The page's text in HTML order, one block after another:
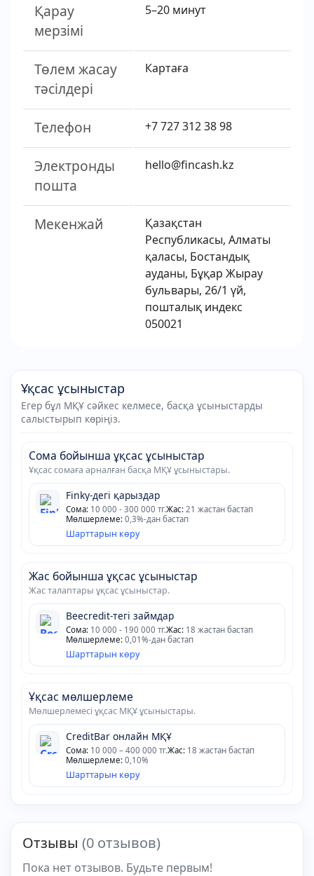
Қарау
мерзімі
5–20 минут
Төлем жасау
тәсілдері
Картаға
Телефон +7 727 312 38 98
Электронды
пошта
hello@fincash.kz
Мекенжай
Қазақстан
Республикасы, Алматы
қаласы, Бостандық
ауданы, Бұқар Жырау
бульвары, 26/1 үй,
пошталық индекс
050021
Ұқсас ұсыныстар
Егер бұл МҚҰ сәйкес келмесе, басқа ұсыныстарды
салыстырып көріңіз.
Сома бойынша ұқсас ұсыныстар
Ұқсас сомаға арналған басқа МҚҰ ұсыныстары.
Finky-дегі қарыздар
Сома: 10 000 - 300 000 тг.Жас: 21 жастан бастап
Мөлшерлеме: 0,3%-дан бастап
Шарттарын көру
Жас бойынша ұқсас ұсыныстар
Жас талаптары ұқсас ұсыныстар.
Beecredit-тегі займдар
Сома: 10 000 - 190 000 тг.Жас: 18 жастан бастап
Мөлшерлеме: 0,01%-дан бастап
Шарттарын көру
Ұқсас мөлшерлеме
Мөлшерлемесі ұқсас МҚҰ ұсыныстары.
CreditBar онлайн МҚҰ
Сома: 10 000 – 400 000 тг.Жас: 18 жастан бастап
Мөлшерлеме: 0,10%
Шарттарын көру
Отзывы (0 отзывов)
Пока нет отзывов. Будьте первым!